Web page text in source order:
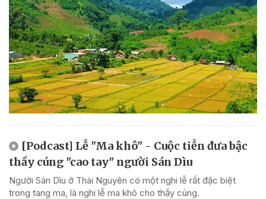
[Podcast] Lễ "Ma khô" - Cuộc tiễn đưa bậc
thầy cúng "cao tay" người Sán Dìu
Người Sán Dìu ở Thái Nguyên có một nghi lễ rất đặc biệt
trong tang ma, là nghi lễ ma khô cho thầy cúng.